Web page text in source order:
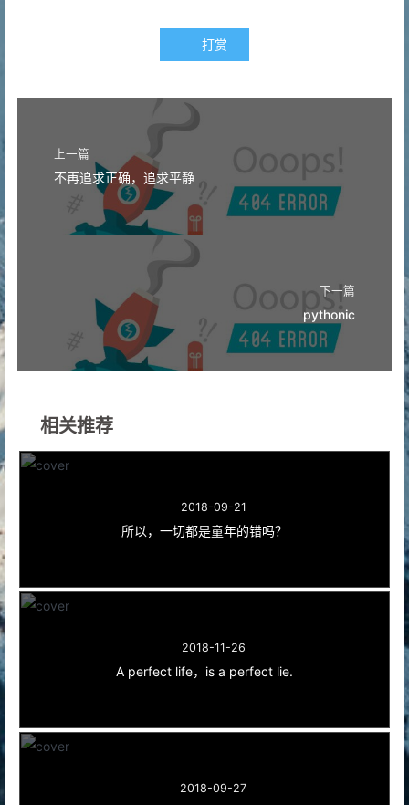
打赏
上一篇
不再追求正确，追求平静
下一篇
pythonic
相关推荐
2018-09-21
所以，一切都是童年的错吗？
2018-11-26
A perfect life，is a perfect lie.
2018-09-27